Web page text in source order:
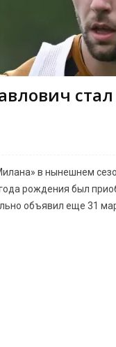
в нынешнем
рождения был
объявил еще 31